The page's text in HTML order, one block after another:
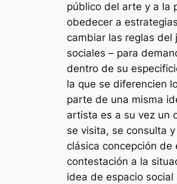
público del arte y a la
obedecer a
cambiar las reglas del
sociales – para
dentro de su
la que se diferencien
parte de una misma
artista es a su vez un
se visita, se consulta
clásica concepción
contestación a la
idea de espacio